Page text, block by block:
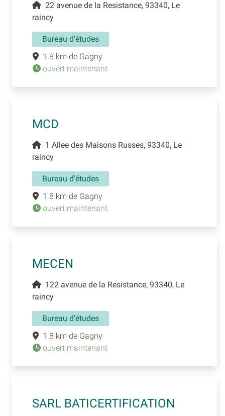
22 avenue de la Resistance, 93340, Le
raincy
Bureau d'études
1.8 km de Gagny
ouvert maintenant
MCD
1 Allee des Maisons Russes, 93340, Le
raincy
Bureau d'études
1.8 km de Gagny
ouvert maintenant
MECEN
122 avenue de la Resistance, 93340, Le
raincy
Bureau d'études
1.8 km de Gagny
ouvert maintenant
SARL BATICERTIFICATION